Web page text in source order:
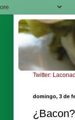
Twitter:
domingo, 3 de